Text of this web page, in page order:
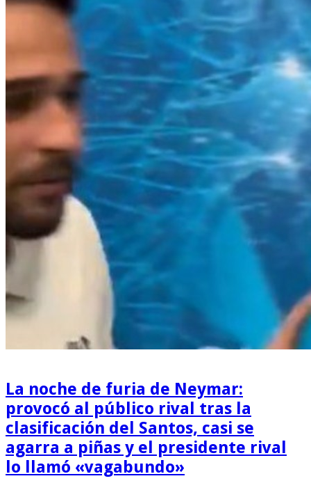
La noche de furia de Neymar:
provocó al público rival tras la
clasificación del Santos, casi se
agarra a piñas y el presidente rival
lo llamó «vagabundo»